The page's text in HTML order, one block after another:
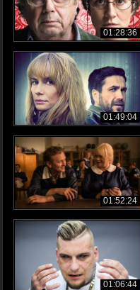
01:28:36
01:49:04
01:52:24
01:06:44